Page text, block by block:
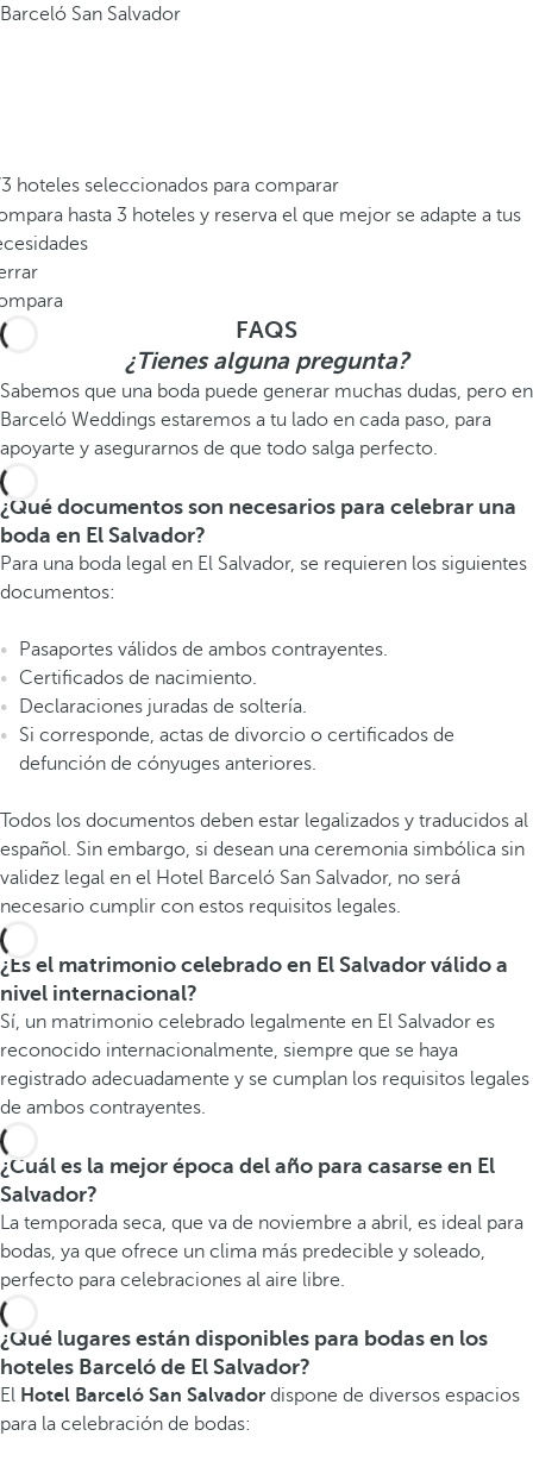
Barceló San Salvador
hoteles seleccionados para comparar
hasta 3 hoteles y reserva el que mejor se adapte a tus
FAQS
¿Tienes alguna pregunta?
Sabemos que una boda puede generar muchas dudas, pero en
Barceló Weddings estaremos a tu lado en cada paso, para
apoyarte y asegurarnos de que todo salga perfecto.
¿Qué documentos son necesarios para celebrar una
boda en El Salvador?
Para una boda legal en El Salvador, se requieren los siguientes
documentos:
Pasaportes válidos de ambos contrayentes.
Certificados de nacimiento.
Declaraciones juradas de soltería.
Si corresponde, actas de divorcio o certificados de
defunción de cónyuges anteriores.
Todos los documentos deben estar legalizados y traducidos al
español. Sin embargo, si desean una ceremonia simbólica sin
validez legal en el Hotel Barceló San Salvador, no será
necesario cumplir con estos requisitos legales.
¿Es el matrimonio celebrado en El Salvador válido a
nivel internacional?
Sí, un matrimonio celebrado legalmente en El Salvador es
reconocido internacionalmente, siempre que se haya
registrado adecuadamente y se cumplan los requisitos legales
de ambos contrayentes.
¿Cuál es la mejor época del año para casarse en El
Salvador?
La temporada seca, que va de noviembre a abril, es ideal para
bodas, ya que ofrece un clima más predecible y soleado,
perfecto para celebraciones al aire libre.
¿Qué lugares están disponibles para bodas en los
hoteles Barceló de El Salvador?
El Hotel Barceló San Salvador dispone de diversos espacios
para la celebración de bodas: